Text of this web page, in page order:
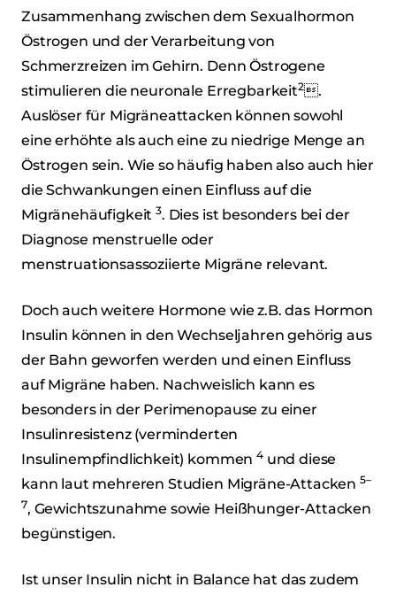
Zusammenhang zwischen dem Sexualhormon
Östrogen und der Verarbeitung von
Schmerzreizen im Gehirn. Denn Östrogene
stimulieren die neuronale Erregbarkeit2.
Auslöser für Migräneattacken können sowohl
eine erhöhte als auch eine zu niedrige Menge an
Östrogen sein. Wie so häufig haben also auch hier
die Schwankungen einen Einfluss auf die
Migränehäufigkeit3. Dies ist besonders bei der
Diagnose menstruelle oder
menstruationsassoziierte Migräne relevant.
Doch auch weitere Hormone wie z.B. das Hormon
Insulin können in den Wechseljahren gehörig aus
der Bahn geworfen werden und einen Einfluss
auf Migräne haben. Nachweislich kann es
besonders in der Perimenopause zu einer
Insulinresistenz (verminderten
Insulinempfindlichkeit) kommen4und diese
kann laut mehreren Studien Migräne-Attacken 5–
7, Gewichtszunahme sowie Heißhunger-Attacken
begünstigen.
Ist unser Insulin nicht in Balance hat das zudem